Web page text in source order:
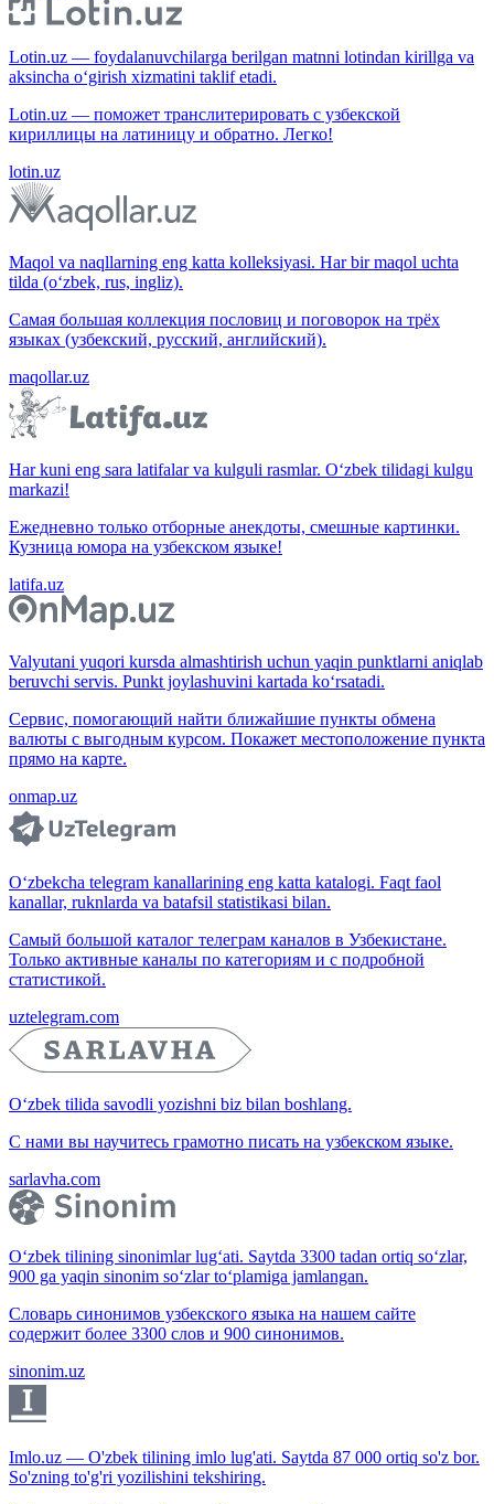
Lotin.uz — foydalanuvchilarga berilgan matnni lotindan kirillga va
aksincha o‘girish xizmatini taklif etadi.
Lotin.uz — поможет транслитерировать с узбекской
кириллицы на латиницу и обратно. Легко!
lotin.uz
Maqol va naqllarning eng katta kolleksiyasi. Har bir maqol uchta
tilda (o‘zbek, rus, ingliz).
Самая большая коллекция пословиц и поговорок на трёх
языках (узбекский, русский, английский).
maqollar.uz
Har kuni eng sara latifalar va kulguli rasmlar. O‘zbek tilidagi kulgu
markazi!
Ежедневно только отборные анекдоты, смешные картинки.
Кузница юмора на узбекском языке!
latifa.uz
Valyutani yuqori kursda almashtirish uchun yaqin punktlarni aniqlab
beruvchi servis. Punkt joylashuvini kartada ko‘rsatadi.
Сервис, помогающий найти ближайшие пункты обмена
валюты с выгодным курсом. Покажет местоположение пункта
прямо на карте.
onmap.uz
O‘zbekcha telegram kanallarining eng katta katalogi. Faqt faol
kanallar, ruknlarda va batafsil statistikasi bilan.
Самый большой каталог телеграм каналов в Узбекистане.
Только активные каналы по категориям и с подробной
статистикой.
uztelegram.com
O‘zbek tilida savodli yozishni biz bilan boshlang.
С нами вы научитесь грамотно писать на узбекском языке.
sarlavha.com
O‘zbek tilining sinonimlar lug‘ati. Saytda 3300 tadan ortiq so‘zlar,
900 ga yaqin sinonim so‘zlar to‘plamiga jamlangan.
Словарь синонимов узбекского языка на нашем сайте
содержит более 3300 слов и 900 синонимов.
sinonim.uz
Imlo.uz — O'zbek tilining imlo lug'ati. Saytda 87 000 ortiq so'z bor.
So'zning to'g'ri yozilishini tekshiring.